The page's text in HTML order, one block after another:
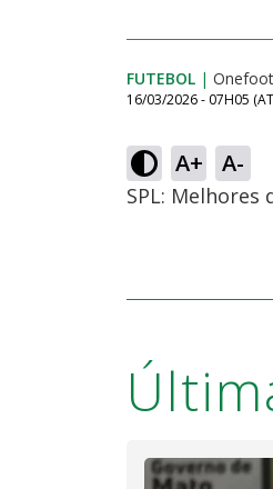
FUTEBOL |
16/03/2026 - 07H05
A+ A-
SPL: Melhores